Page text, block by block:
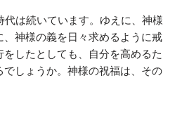
代は続いています。ゆえに、神様
神様の義を日々求めるように戒
したとしても、自分を高めるた
しょうか。神様の祝福は、その